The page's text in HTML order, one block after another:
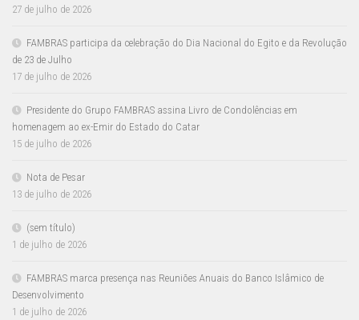
27 de julho de 2026
FAMBRAS participa da celebração do Dia Nacional do Egito e da Revolução
de 23 de Julho
17 de julho de 2026
Presidente do Grupo FAMBRAS assina Livro de Condolências em
homenagem ao ex-Emir do Estado do Catar
15 de julho de 2026
Nota de Pesar
13 de julho de 2026
(sem título)
1 de julho de 2026
FAMBRAS marca presença nas Reuniões Anuais do Banco Islâmico de
Desenvolvimento
1 de julho de 2026